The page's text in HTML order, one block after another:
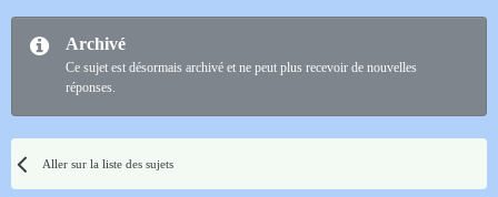
Archivé
Ce sujet est désormais archivé et ne peut plus recevoir de nouvelles
réponses.
Aller sur la liste des sujets